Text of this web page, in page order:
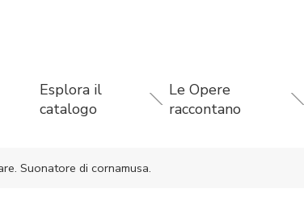
Esplora il
catalogo
Le Opere
raccontano
Suonatore di cornamusa.